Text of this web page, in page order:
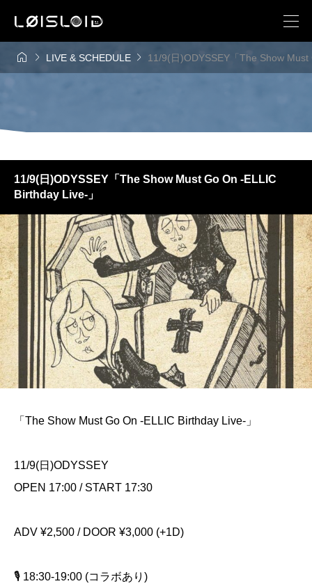
  LIVE & SCHEDULE  11/9(日)ODYSSEY「The Show
11/9(日)ODYSSEY「The Show Must Go On -ELLIC
Birthday Live-」
「The Show Must Go On -ELLIC Birthday Live-」
11/9(日)ODYSSEY
OPEN 17:00 / START 17:30
ADV ¥2,500 / DOOR ¥3,000 (+1D)
🎙️ 18:30-19:00 (コラボあり)